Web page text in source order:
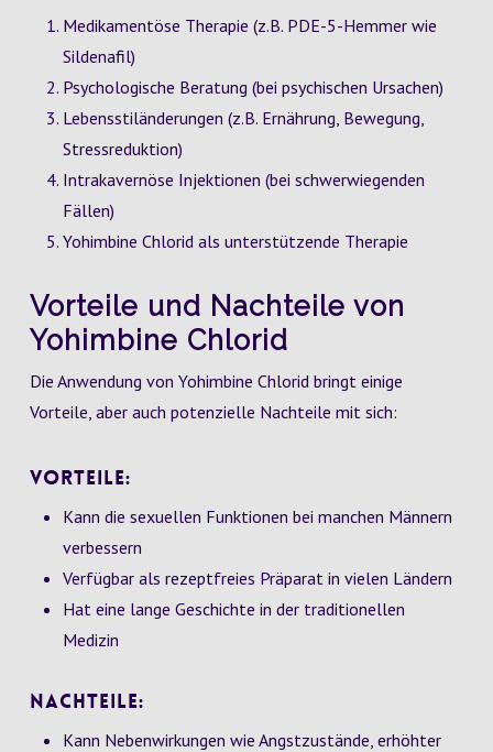
Medikamentöse Therapie (z.B. PDE-5-Hemmer wie
Sildenafil)
Psychologische Beratung (bei psychischen Ursachen)
Lebensstiländerungen (z.B. Ernährung, Bewegung,
Stressreduktion)
Intrakavernöse Injektionen (bei schwerwiegenden
Fällen)
Yohimbine Chlorid als unterstützende Therapie
Vorteile und Nachteile von
Yohimbine Chlorid
Die Anwendung von Yohimbine Chlorid bringt einige
Vorteile, aber auch potenzielle Nachteile mit sich:
Vorteile:
Kann die sexuellen Funktionen bei manchen Männern
verbessern
Verfügbar als rezeptfreies Präparat in vielen Ländern
Hat eine lange Geschichte in der traditionellen
Medizin
Nachteile:
Kann Nebenwirkungen wie Angstzustände, erhöhter